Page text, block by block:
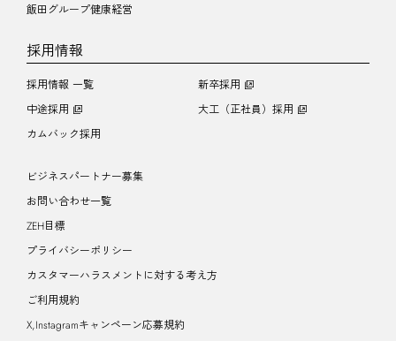
飯田グループ健康経営
採用情報
採用情報 一覧
新卒採用
中途採用
大工（正社員）採用
カムバック採用
ビジネスパートナー募集
お問い合わせ一覧
ZEH目標
プライバシーポリシー
カスタマーハラスメントに対する考え方
ご利用規約
X,Instagramキャンペーン応募規約